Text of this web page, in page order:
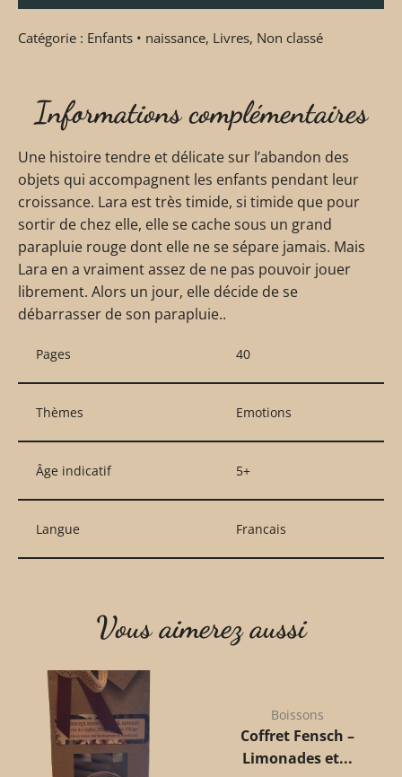
Catégorie : Enfants • naissance, Livres, Non classé
Informations complémentaires
Une histoire tendre et délicate sur l’abandon des
objets qui accompagnent les enfants pendant leur
croissance. Lara est très timide, si timide que pour
sortir de chez elle, elle se cache sous un grand
parapluie rouge dont elle ne se sépare jamais. Mais
Lara en a vraiment assez de ne pas pouvoir jouer
librement. Alors un jour, elle décide de se
débarrasser de son parapluie..
Pages 40
Thèmes Emotions
Âge indicatif 5+
Langue Francais
Vous aimerez aussi
Boissons
Coffret Fensch –
Limonades et...